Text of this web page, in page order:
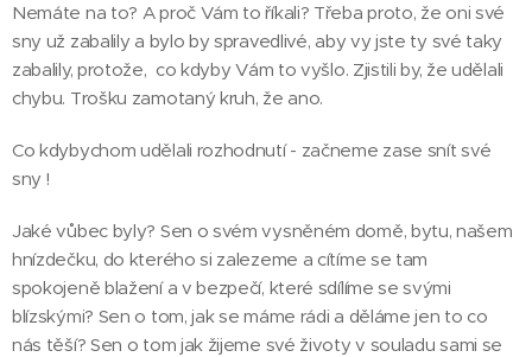
Nemáte na to? A proč Vám to říkali? Třeba proto, že oni své
sny už zabalily a bylo by spravedlivé, aby vy jste ty své taky
zabalily, protože, co kdyby Vám to vyšlo. Zjistili by, že udělali
chybu. Trošku zamotaný kruh, že ano.
Co kdybychom udělali rozhodnutí - začneme zase snít své
sny !
Jaké vůbec byly? Sen o svém vysněném domě, bytu, našem
hnízdečku, do kterého si zalezeme a cítíme se tam
spokojeně blažení a v bezpečí, které sdílíme se svými
blízskými? Sen o tom, jak se máme rádi a děláme jen to co
nás těší? Sen o tom jak žijeme své životy v souladu sami se